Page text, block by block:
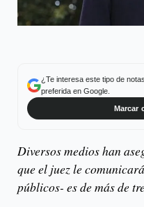
¿Te interesa este tipo de
preferida en Google.
Marcar
Diversos medios han
que el juez le
públicos- es de más de